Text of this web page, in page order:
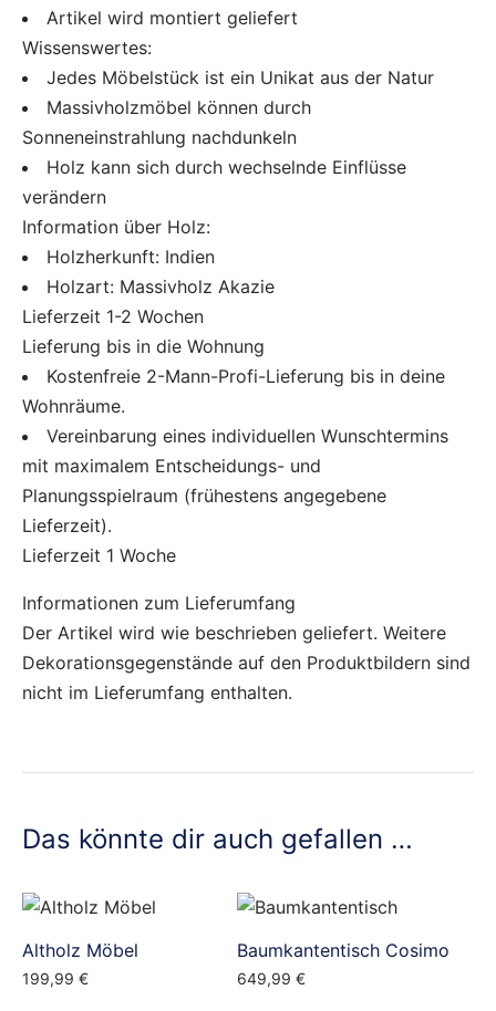
Artikel wird montiert geliefert
Wissenswertes:
Jedes Möbelstück ist ein Unikat aus der Natur
Massivholzmöbel können durch
Sonneneinstrahlung nachdunkeln
Holz kann sich durch wechselnde Einflüsse
verändern
Information über Holz:
Holzherkunft: Indien
Holzart: Massivholz Akazie
Lieferzeit 1-2 Wochen
Lieferung bis in die Wohnung
Kostenfreie 2-Mann-Profi-Lieferung bis in deine
Wohnräume.
Vereinbarung eines individuellen Wunschtermins
mit maximalem Entscheidungs- und
Planungsspielraum (frühestens angegebene
Lieferzeit).
Lieferzeit 1 Woche
Informationen zum Lieferumfang
Der Artikel wird wie beschrieben geliefert. Weitere
Dekorationsgegenstände auf den Produktbildern sind
nicht im Lieferumfang enthalten.
Das könnte dir auch gefallen …
Altholz Möbel
199,99 €
Baumkantentisch Cosimo
649,99 €